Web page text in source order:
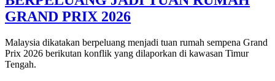
GRAND PRIX 2026
Malaysia dikatakan berpeluang menjadi tuan rumah sempena Grand
Prix 2026 berikutan konflik yang dilaporkan di kawasan Timur
Tengah.